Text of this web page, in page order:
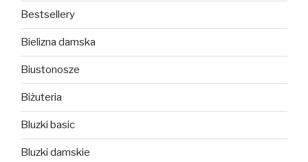
Bestsellery
Bielizna damska
Biustonosze
Biżuteria
Bluzki basic
Bluzki damskie